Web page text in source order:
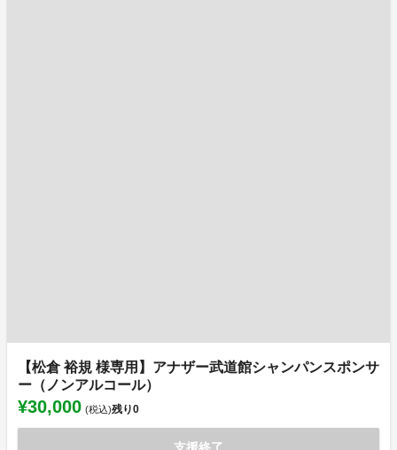
【松倉 裕規 様専用】アナザー武道館シャンパンスポンサ
ー（ノンアルコール）
¥30,000 (税込)残り0